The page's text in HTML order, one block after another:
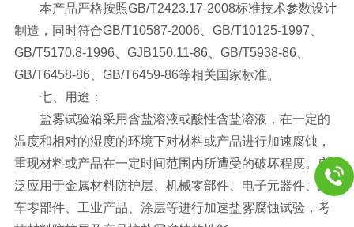
本产品严格按照GB/T2423.17-2008标准技术参数设计
制造，同时符合GB/T10587-2006、GB/T10125-1997、
GB/T5170.8-1996、GJB150.11-86、GB/T5938-86、
GB/T6458-86、GB/T6459-86等相关国家标准。
七、用途：
盐雾试验箱采用含盐溶液或酸性含盐溶液，在一定的
温度和相对的湿度的环境下对材料或产品进行加速腐蚀，
重现材料或产品在一定时间范围内所遭受的破坏程度。广
泛应用于金属材料防护层、机械零部件、电子元器件、汽
车零部件、工业产品、涂层等进行加速盐雾腐蚀试验，考